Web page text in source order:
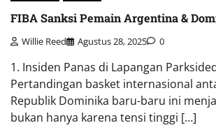
FIBA Sanksi Pemain Argentina &
Willie Reed Agustus 28, 2025 0
1. Insiden Panas di Lapangan
Pertandingan basket internasional
Republik Dominika baru-baru ini
bukan hanya karena tensi tinggi […]